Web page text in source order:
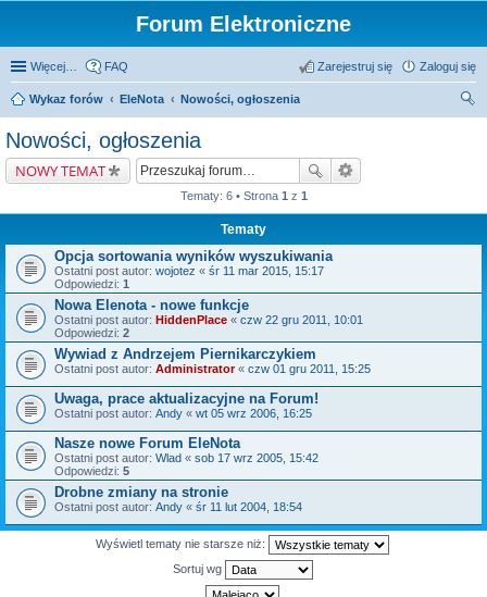
Forum Elektroniczne
Więcej… FAQ Zaloguj się
Zarejestruj się
Wykaz forów EleNota
Nowości, ogłoszenia
Nowości, ogłoszenia
NOWY TEMAT
Tematy: 6 • Strona 1 z 1
Tematy
Opcja sortowania wyników wyszukiwania
Ostatni post autor: wojotez « śr 11 mar 2015, 15:17
Odpowiedzi: 1
Nowa Elenota - nowe funkcje
Ostatni post autor: HiddenPlace « czw 22 gru 2011, 10:01
Odpowiedzi: 2
Wywiad z Andrzejem Piernikarczykiem
Ostatni post autor: Administrator« czw 01 gru 2011, 15:25
Uwaga, prace aktualizacyjne na Forum!
Ostatni post autor: Andy « wt 05 wrz 2006, 16:25
Nasze nowe Forum EleNota
Ostatni post autor: Wlad « sob 17 wrz 2005, 15:42
Odpowiedzi: 5
Drobne zmiany na stronie
Ostatni post autor: Andy « śr 11 lut 2004, 18:54
Wyświetl tematy nie starsze niż:
Sortuj wg